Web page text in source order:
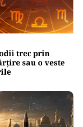
trec prin
sau o veste